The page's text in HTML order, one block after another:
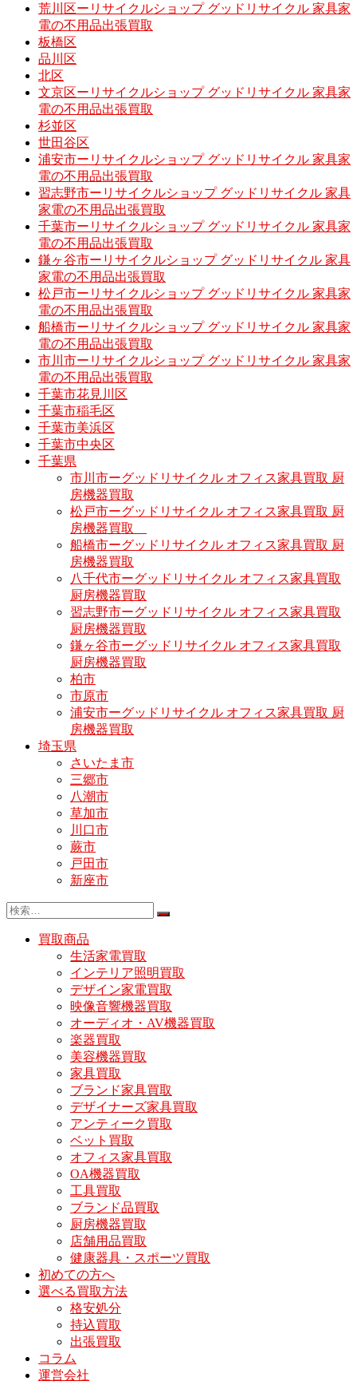
荒川区ーリサイクルショップ グッドリサイクル 家具家
電の不用品出張買取
板橋区
品川区
北区
文京区ーリサイクルショップ グッドリサイクル 家具家
電の不用品出張買取
杉並区
世田谷区
浦安市ーリサイクルショップ グッドリサイクル 家具家
電の不用品出張買取
習志野市ーリサイクルショップ グッドリサイクル 家具
家電の不用品出張買取
千葉市ーリサイクルショップ グッドリサイクル 家具家
電の不用品出張買取
鎌ヶ谷市ーリサイクルショップ グッドリサイクル 家具
家電の不用品出張買取
松戸市ーリサイクルショップ グッドリサイクル 家具家
電の不用品出張買取
船橋市ーリサイクルショップ グッドリサイクル 家具家
電の不用品出張買取
市川市ーリサイクルショップ グッドリサイクル 家具家
電の不用品出張買取
千葉市花見川区
千葉市稲毛区
千葉市美浜区
千葉市中央区
千葉県
市川市ーグッドリサイクル オフィス家具買取 厨
房機器買取
松戸市ーグッドリサイクル オフィス家具買取 厨
房機器買取
船橋市ーグッドリサイクル オフィス家具買取 厨
房機器買取
八千代市ーグッドリサイクル オフィス家具買取
厨房機器買取
習志野市ーグッドリサイクル オフィス家具買取
厨房機器買取
鎌ヶ谷市ーグッドリサイクル オフィス家具買取
厨房機器買取
柏市
市原市
浦安市ーグッドリサイクル オフィス家具買取 厨
房機器買取
埼玉県
さいたま市
三郷市
八潮市
草加市
川口市
蕨市
戸田市
新座市
買取商品
生活家電買取
インテリア照明買取
デザイン家電買取
映像音響機器買取
オーディオ・AV機器買取
楽器買取
美容機器買取
家具買取
ブランド家具買取
デザイナーズ家具買取
アンティーク買取
ベット買取
オフィス家具買取
OA機器買取
工具買取
ブランド品買取
厨房機器買取
店舗用品買取
健康器具・スポーツ買取
初めての方へ
選べる買取方法
格安処分
持込買取
出張買取
コラム
運営会社